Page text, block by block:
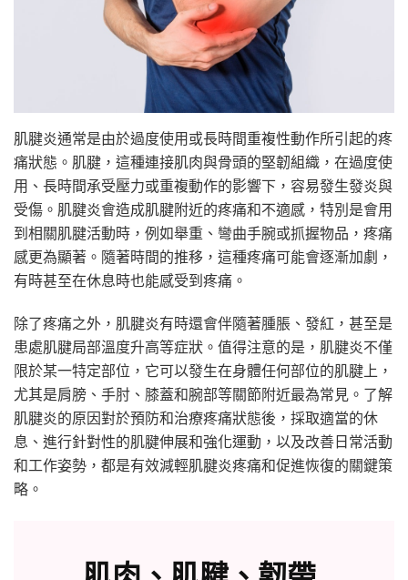
肌腱炎通常是由於過度使用或長時間重複性動作所引起的疼
痛狀態。肌腱，這種連接肌肉與骨頭的堅韌組織，在過度使
用、長時間承受壓力或重複動作的影響下，容易發生發炎與
受傷。肌腱炎會造成肌腱附近的疼痛和不適感，特別是會用
到相關肌腱活動時，例如舉重、彎曲手腕或抓握物品，疼痛
感更為顯著。隨著時間的推移，這種疼痛可能會逐漸加劇，
有時甚至在休息時也能感受到疼痛。
除了疼痛之外，肌腱炎有時還會伴隨著腫脹、發紅，甚至是
患處肌腱局部溫度升高等症狀。值得注意的是，肌腱炎不僅
限於某一特定部位，它可以發生在身體任何部位的肌腱上，
尤其是肩膀、手肘、膝蓋和腕部等關節附近最為常見。了解
肌腱炎的原因對於預防和治療疼痛狀態後，採取適當的休
息、進行針對性的肌腱伸展和強化運動，以及改善日常活動
和工作姿勢，都是有效減輕肌腱炎疼痛和促進恢復的關鍵策
略。